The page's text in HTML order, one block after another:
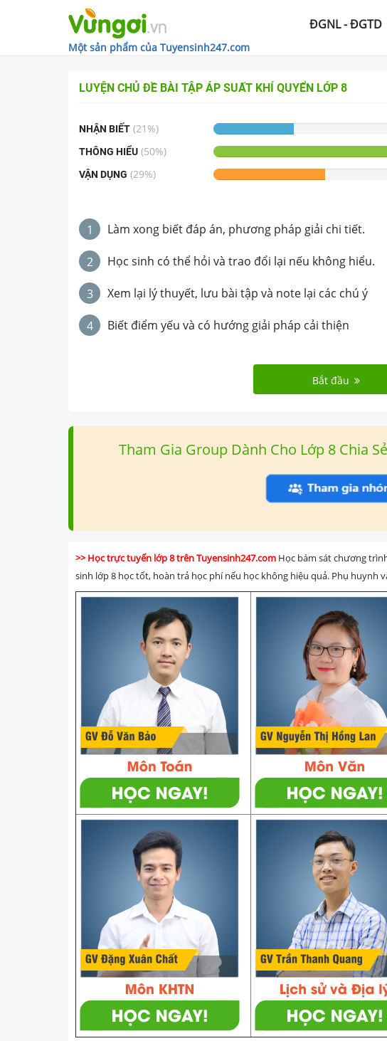
Một sản phẩm của Tuyensinh247.com
ĐGNL - ĐGTD
LUYỆN CHỦ ĐỀ BÀI TẬP ÁP SUẤT KHÍ QUYỂN LỚP 8
NHẬN BIẾT (21 %)
THÔNG HIỂU (50%)
VẬN DỤNG (29%)
1 Làm xong biết đáp án, phương pháp giải chi tiết.
2 Học sinh có thể hỏi và trao đổi lại nếu không hiểu.
3 Xem lại lý thuyết, lưu bài tập và note lại các chú ý
4 Biết điểm yếu và có hướng giải pháp cải thiện
Bắt đầu
Tham Gia Group Dành Cho Lớp 8 Chia
>> Học trực tuyến lớp 8 trên Tuyensinh247.com Học bám sát chương
sinh lớp 8 học tốt, hoàn trả học phí nếu học không hiệu quả. Phụ huynh